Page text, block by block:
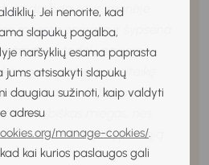
Jei nenorite, kad
slapukų pagalba,
naršyklių esama paprasta
jums atsisakyti slapukų
daugiau sužinoti, kaip valdyti
adresu
manage-cookies/.
kai kurios paslaugos gali
visi darbdaviai ir įmonėje
mėgsta energija ir šypsena
žmones, todėl į naująją
gerai pailsėję, nusiteikę
patirtims. O tai jums
ir kokybiškas miegas, nes
tik apsunkins jūsų pirmąją